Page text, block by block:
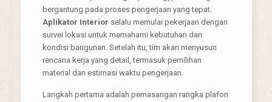
bergantung pada proses pengerjaan yang tepat.
Aplikator Interior selalu memulai pekerjaan dengan
survei lokasi untuk memahami kebutuhan dan
kondisi bangunan. Setelah itu, tim akan menyusun
rencana kerja yang detail, termasuk pemilihan
material dan estimasi waktu pengerjaan.
Langkah pertama adalah pemasangan rangka plafon